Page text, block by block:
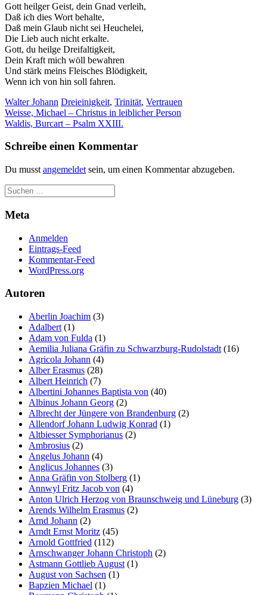
Gott heilger Geist, dein Gnad verleih,
Daß ich dies Wort behalte,
Daß mein Glaub nicht sei Heuchelei,
Die Lieb auch nicht erkalte.
Gott, du heilge Dreifaltigkeit,
Dein Kraft mich wöll bewahren
Und stärk meins Fleisches Blödigkeit,
Wenn ich von hin soll fahren.
Walter Johann Dreieinigkeit, Trinität, Vertrauen
Beitragsnavigation
Weisse, Michael – Christus in leiblicher Person
Waldis, Burcart – Psalm XXIII.
Schreibe einen Kommentar
Du musst angemeldet sein, um einen Kommentar abzugeben.
Meta
Anmelden
Eintrags-Feed
Kommentar-Feed
WordPress.org
Autoren
Aberlin Joachim (3)
Adalbert (1)
Adam von Fulda (1)
Aemilia Juliana Gräfin zu Schwarzburg-Rudolstadt (16)
Agricola Johann (4)
Alber Erasmus (28)
Albert Heinrich (7)
Albertini Johannes Baptista von (40)
Albinus Johann Georg (2)
Albrecht der Jüngere von Brandenburg (2)
Allendorf Johann Ludwig Konrad (1)
Altbiesser Symphorianus (2)
Ambrosius (2)
Angelus Johann (4)
Anglicus Johannes (3)
Anna Gräfin von Stolberg (1)
Annwyl Fritz Jacob von (4)
Anton Ulrich Herzog von Braunschweig und Lüneburg (3)
Arends Wilhelm Erasmus (2)
Arnd Johann (2)
Arndt Ernst Moritz (45)
Arnold Gottfried (112)
Arnschwanger Johann Christoph (2)
Astmann Gottlieb August (1)
August von Sachsen (1)
Bapzien Michael (1)